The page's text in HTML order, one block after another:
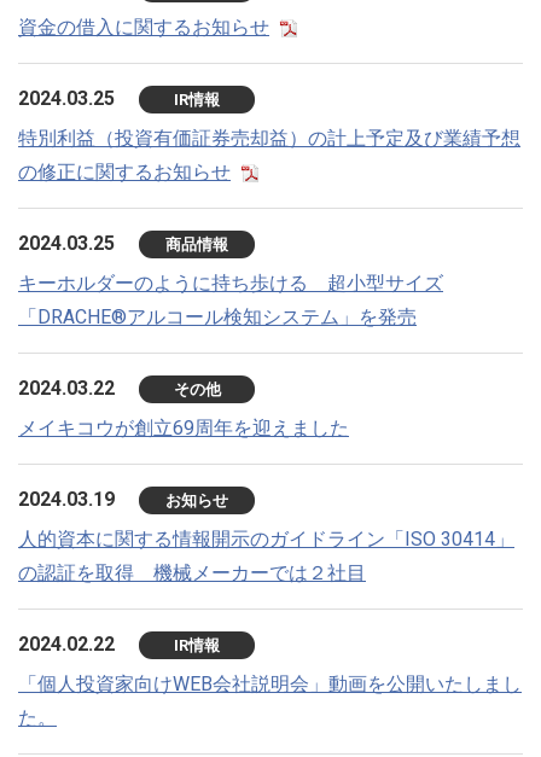
資金の借入に関するお知らせ
2024.03.25 IR情報
特別利益（投資有価証券売却益）の計上予定及び業績予想
の修正に関するお知らせ
2024.03.25 商品情報
キーホルダーのように持ち歩ける 超小型サイズ
「DRACHE®アルコール検知システム」を発売
2024.03.22 その他
メイキコウが創立69周年を迎えました
2024.03.19 お知らせ
人的資本に関する情報開示のガイドライン「ISO 30414」
の認証を取得 機械メーカーでは２社目
2024.02.22 IR情報
「個人投資家向けWEB会社説明会」動画を公開いたしまし
た。